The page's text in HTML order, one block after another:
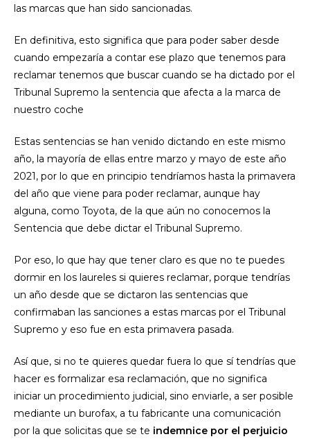
las marcas que han sido sancionadas.
En definitiva, esto significa que para poder saber desde
cuando empezaría a contar ese plazo que tenemos para
reclamar tenemos que buscar cuando se ha dictado por el
Tribunal Supremo la sentencia que afecta a la marca de
nuestro coche
Estas sentencias se han venido dictando en este mismo
año, la mayoría de ellas entre marzo y mayo de este año
2021, por lo que en principio tendríamos hasta la primavera
del año que viene para poder reclamar, aunque hay
alguna, como Toyota, de la que aún no conocemos la
Sentencia que debe dictar el Tribunal Supremo.
Por eso, lo que hay que tener claro es que no te puedes
dormir en los laureles si quieres reclamar, porque tendrías
un año desde que se dictaron las sentencias que
confirmaban las sanciones a estas marcas por el Tribunal
Supremo y eso fue en esta primavera pasada.
Así que, si no te quieres quedar fuera lo que sí tendrías que
hacer es formalizar esa reclamación, que no significa
iniciar un procedimiento judicial, sino enviarle, a ser posible
mediante un burofax, a tu fabricante una comunicación
por la que solicitas que se te indemnice por el perjuicio